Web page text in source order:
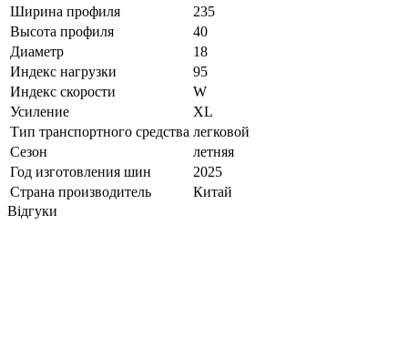
Ширина профиля
235
Высота профиля
40
Диаметр
18
Индекс нагрузки
95
Индекс скорости
W
Усиление
XL
Тип транспортного средства легковой
Сезон
летняя
Год изготовления шин
2025
Страна производитель
Китай
Відгуки